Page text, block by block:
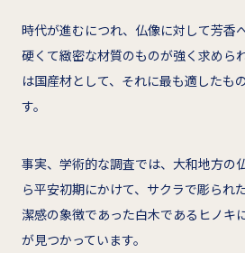
時代が進むにつれ、仏像に対して芳香
硬くて緻密な材質のものが強く求めら
は国産材として、それに最も適したも
す。
事実、学術的な調査では、大和地方の
ら平安初期にかけて、サクラで彫られ
潔感の象徴であった白木であるヒノキ
が見つかっています。